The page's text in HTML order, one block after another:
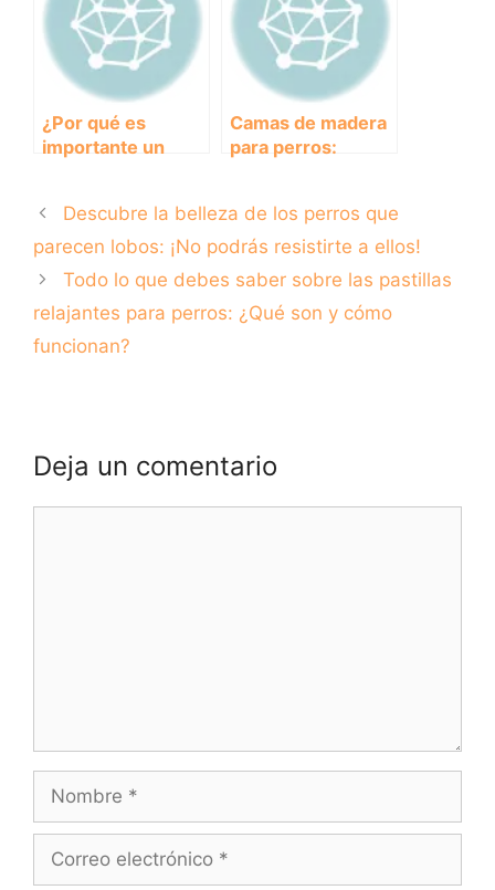
¿Por qué es
importante un
coche?
Camas de madera
para perros:
hogar
Descubre la belleza de los perros que
parecen lobos: ¡No podrás resistirte a ellos!
Todo lo que debes saber sobre las pastillas
relajantes para perros: ¿Qué son y cómo
funcionan?
Deja un comentario